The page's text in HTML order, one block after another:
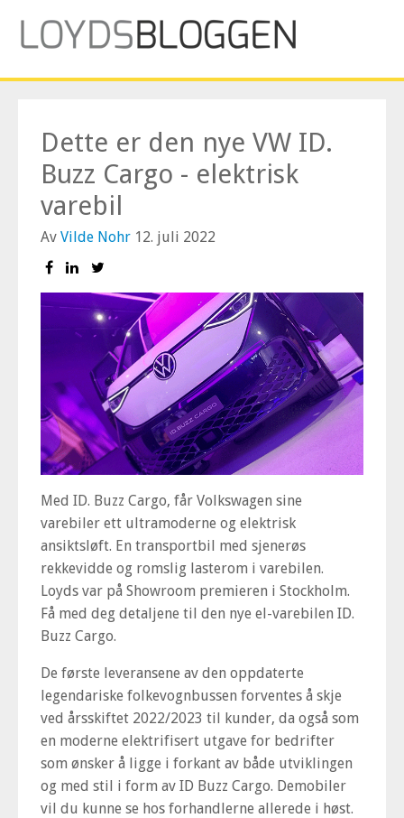
Dette er den nye VW ID.
Buzz Cargo - elektrisk
varebil
Av Vilde Nohr 12. juli 2022
Med ID. Buzz Cargo, får Volkswagen sine
varebiler ett ultramoderne og elektrisk
ansiktsløft. En transportbil med sjenerøs
rekkevidde og romslig lasterom i varebilen.
Loyds var på Showroom premieren i Stockholm.
Få med deg detaljene til den nye el-varebilen ID.
Buzz Cargo.
De første leveransene av den oppdaterte
legendariske folkevognbussen forventes å skje
ved årsskiftet 2022/2023 til kunder, da også som
en moderne elektrifisert utgave for bedrifter
som ønsker å ligge i forkant av både utviklingen
og med stil i form av ID Buzz Cargo. Demobiler
vil du kunne se hos forhandlerne allerede i høst.